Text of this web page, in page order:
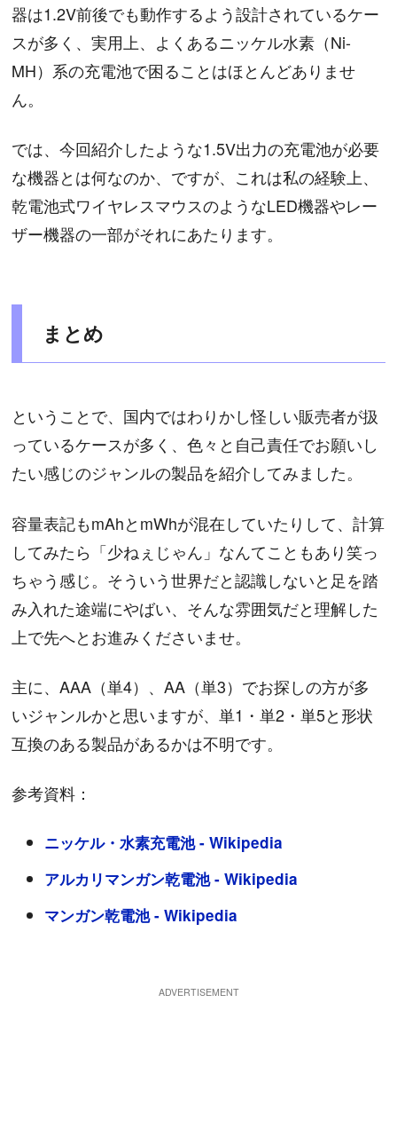
器は1.2V前後でも動作するよう設計されているケー
スが多く、実用上、よくあるニッケル水素（Ni-
MH）系の充電池で困ることはほとんどありませ
ん。
では、今回紹介したような1.5V出力の充電池が必要
な機器とは何なのか、ですが、これは私の経験上、
乾電池式ワイヤレスマウスのようなLED機器やレー
ザー機器の一部がそれにあたります。
まとめ
ということで、国内ではわりかし怪しい販売者が扱
っているケースが多く、色々と自己責任でお願いし
たい感じのジャンルの製品を紹介してみました。
容量表記もmAhとmWhが混在していたりして、計算
してみたら「少ねぇじゃん」なんてこともあり笑っ
ちゃう感じ。そういう世界だと認識しないと足を踏
み入れた途端にやばい、そんな雰囲気だと理解した
上で先へとお進みくださいませ。
主に、AAA（単4）、AA（単3）でお探しの方が多
いジャンルかと思いますが、単1・単2・単5と形状
互換のある製品があるかは不明です。
参考資料：
ニッケル・水素充電池 - Wikipedia
アルカリマンガン乾電池 - Wikipedia
マンガン乾電池 - Wikipedia